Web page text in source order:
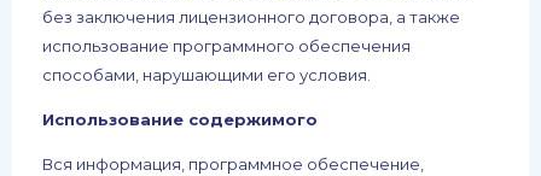
без заключения лицензионного договора, а также
использование программного обеспечения
способами, нарушающими его условия.
Использование содержимого
Вся информация, программное обеспечение,